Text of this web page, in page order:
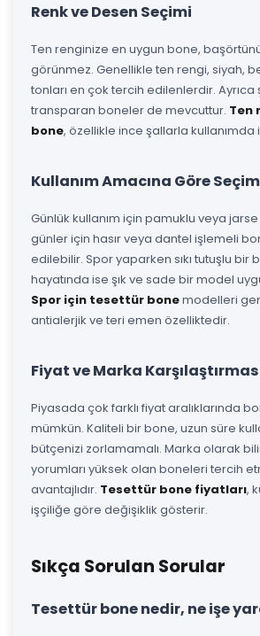
Renk ve Desen Seçimi
Ten renginize en uygun bone,
görünmez. Genellikle ten rengi, siyah,
tonları en çok tercih edilenlerdir. Ayrıca
transparan boneler de mevcuttur. Ten
bone, özellikle ince şallarla kullanımda
Kullanım Amacına Göre Seçim
Günlük kullanım için pamuklu veya
günler için hasır veya dantel işlemeli
edilebilir. Spor yaparken sıkı tutuşlu bir
hayatında ise şık ve sade bir model
Spor için tesettür bonemodelleri
antialerjik ve teri emen özelliktedir.
Fiyat ve Marka
Piyasada çok farklı fiyat aralıklarında
mümkün. Kaliteli bir bone, uzun süre
bütçenizi zorlamamalı. Marka olarak
yorumları yüksek olan boneleri tercih
avantajlıdır. Tesettür bone fiyatları,
işçiliğe göre değişiklik gösterir.
Sıkça Sorulan Sorular
Tesettür bone nedir, ne işe